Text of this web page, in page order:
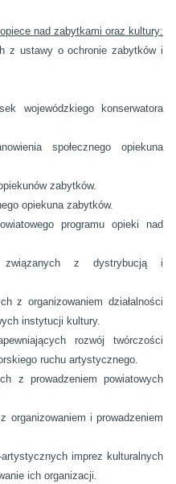
nad zabytkami oraz kultury:
ustawy o ochronie zabytków i
wojewódzkiego konserwatora
społecznego opiekuna
zabytków.
opiekuna zabytków.
programu opieki nad
z dystrybucją i
organizowaniem działalności
instytucji kultury.
rozwój twórczości
ruchu artystycznego.
z prowadzeniem powiatowych
i prowadzeniem
imprez kulturalnych
ich organizacji.